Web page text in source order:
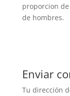
proporcion
de hombres.
Enviar
Tu dirección